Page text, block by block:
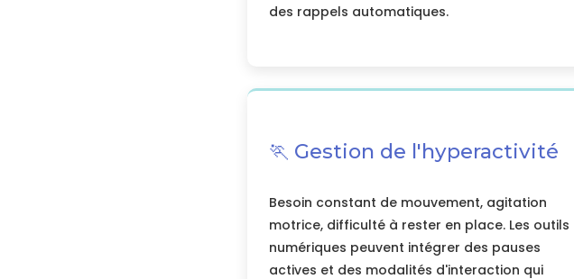
des rappels automatiques.
🏃 Gestion de l'hyperactivité
Besoin constant de mouvement, agitation
motrice, difficulté à rester en place. Les outils
numériques peuvent intégrer des pauses
actives et des modalités d'interaction qui